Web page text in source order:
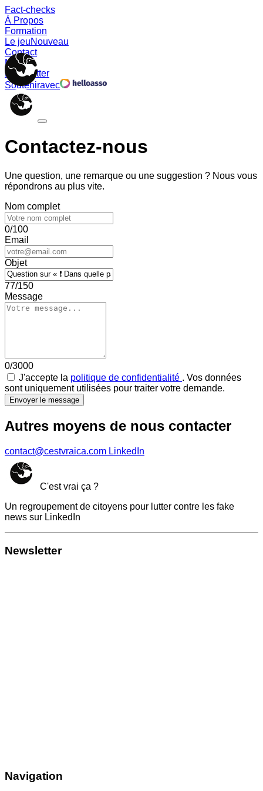
Fact-checks
À Propos
Formation
Le jeuNouveau
Contact
Memes
Newsletter
Souteniravec
Contactez-nous
Une question, une remarque ou une suggestion ? Nous vous
répondrons au plus vite.
Nom complet
0/100
Email
Objet
77/150
Message
0/3000
J'accepte la politique de confidentialité . Vos données
sont uniquement utilisées pour traiter votre demande.
Envoyer le message
Autres moyens de nous contacter
contact@cestvraica.com LinkedIn
C'est vrai ça ?
Un regroupement de citoyens pour lutter contre les fake
news sur LinkedIn
Newsletter
Navigation